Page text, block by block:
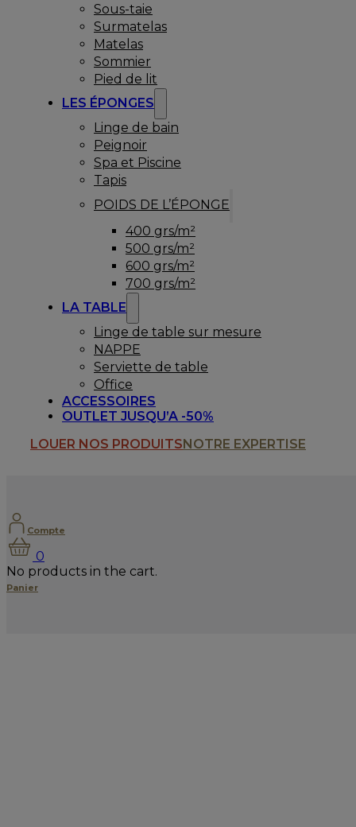
Sous-taie
Surmatelas
Matelas
Sommier
Pied de lit
LES ÉPONGES
Linge de bain
Peignoir
Spa et Piscine
Tapis
POIDS DE L’ÉPONGE
400 grs/m²
500 grs/m²
600 grs/m²
700 grs/m²
LA TABLE
Linge de table sur mesure
NAPPE
Serviette de table
Office
ACCESSOIRES
OUTLET JUSQU’A -50%
LOUER NOS PRODUITSNOTRE EXPERTISE
Compte
0
No products in the cart.
Panier